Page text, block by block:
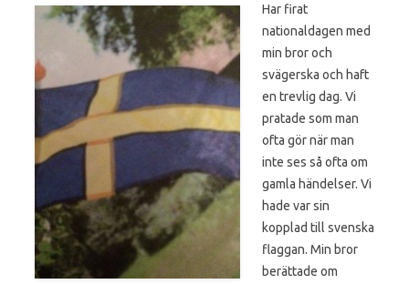
Har firat
nationaldagen med
min bror och
svägerska och haft
en trevlig dag. Vi
pratade som man
ofta gör när man
inte ses så ofta om
gamla händelser. Vi
hade var sin
kopplad till svenska
flaggan. Min bror
berättade om